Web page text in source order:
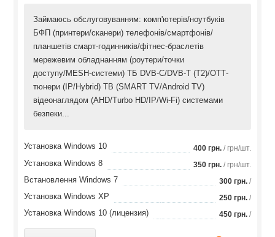
Займаюсь обслуговуванням: комп'ютерів/ноутбуків
БФП (принтери/сканери) телефонів/смартфонів/
планшетів смарт-годинників/фітнес-браслетів
мережевим обладнанням (роутери/точки
доступу/MESH-системи) ТБ DVB-C/DVB-T (T2)/ОТТ-
тюнери (IP/Hybrid) ТВ (SMART TV/Android TV)
відеонаглядом (AHD/Turbo HD/IP/Wi-Fi) системами
безпеки...
Установка Windows 10 400 грн. / грн/шт.
Установка Windows 8 350 грн. / грн/шт.
Встановлення Windows 7 300 грн. /
Установка Windows XP 250 грн. /
Установка Windows 10 (лицензия) 450 грн. /